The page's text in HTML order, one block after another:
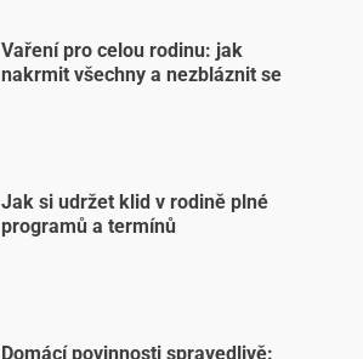
Vaření pro celou rodinu: jak
nakrmit všechny a nezbláznit se
Jak si udržet klid v rodině plné
programů a termínů
Domácí povinnosti spravedlivě: